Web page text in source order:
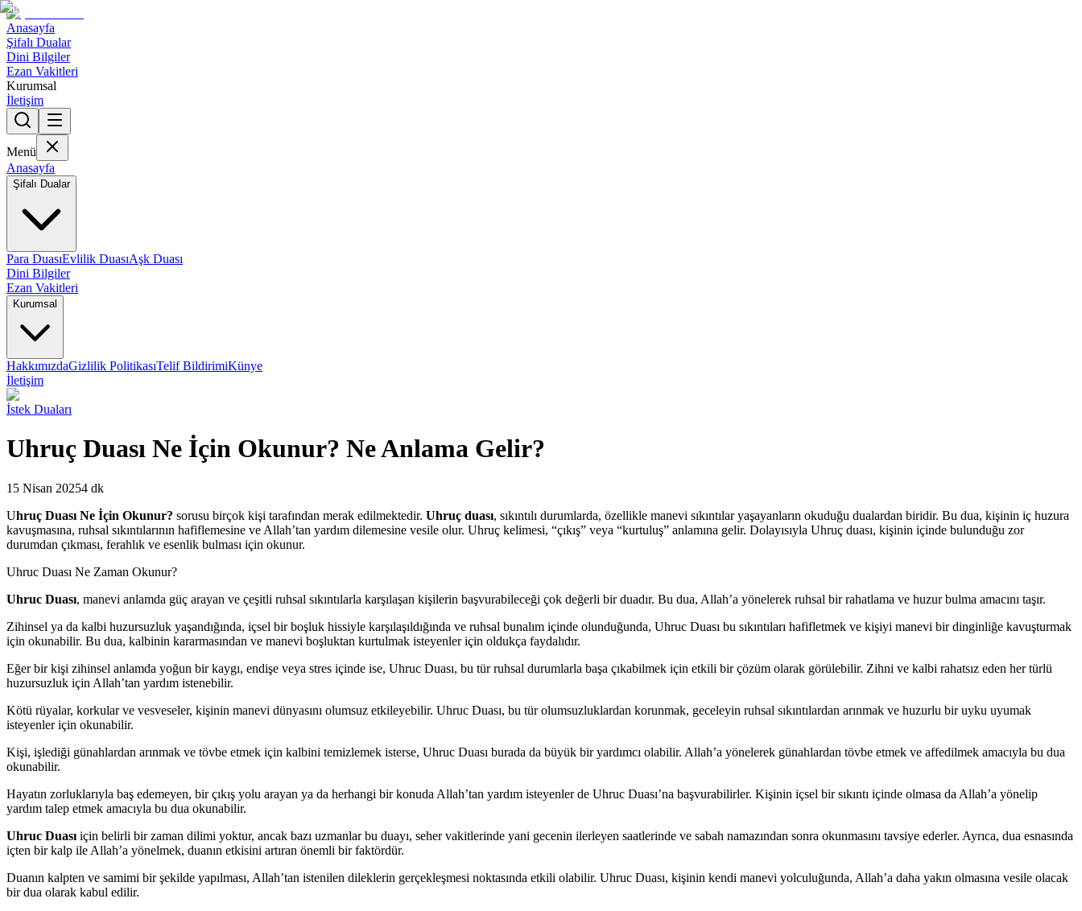
Anasayfa
Şifalı Dualar
Dini Bilgiler
Ezan Vakitleri
Kurumsal
İletişim
Menü
Anasayfa
Şifalı Dualar
Para DuasıEvlilik DuasıAşk Duası
Dini Bilgiler
Ezan Vakitleri
Kurumsal
HakkımızdaGizlilik PolitikasıTelif BildirimiKünye
İletişim
İstek Duaları
Uhruç Duası Ne İçin Okunur? Ne Anlama Gelir?
15 Nisan 20254 dk
Uhruç Duası Ne İçin Okunur? sorusu birçok kişi tarafından merak edilmektedir. Uhruç duası, sıkıntılı durumlarda, özellikle manevi sıkıntılar yaşayanların okuduğu dualardan biridir. Bu dua, kişinin iç huzura
kavuşmasına, ruhsal sıkıntılarının hafiflemesine ve Allah’tan yardım dilemesine vesile olur. Uhruç kelimesi, “çıkış” veya “kurtuluş” anlamına gelir. Dolayısıyla Uhruç duası, kişinin içinde bulunduğu zor
durumdan çıkması, ferahlık ve esenlik bulması için okunur.
Uhruc Duası Ne Zaman Okunur?
Uhruc Duası, manevi anlamda güç arayan ve çeşitli ruhsal sıkıntılarla karşılaşan kişilerin başvurabileceği çok değerli bir duadır. Bu dua, Allah’a yönelerek ruhsal bir rahatlama ve huzur bulma amacını taşır.
Zihinsel ya da kalbi huzursuzluk yaşandığında, içsel bir boşluk hissiyle karşılaşıldığında ve ruhsal bunalım içinde olunduğunda, Uhruc Duası bu sıkıntıları hafifletmek ve kişiyi manevi bir dinginliğe kavuşturmak
için okunabilir. Bu dua, kalbinin kararmasından ve manevi boşluktan kurtulmak isteyenler için oldukça faydalıdır.
Eğer bir kişi zihinsel anlamda yoğun bir kaygı, endişe veya stres içinde ise, Uhruc Duası, bu tür ruhsal durumlarla başa çıkabilmek için etkili bir çözüm olarak görülebilir. Zihni ve kalbi rahatsız eden her türlü
huzursuzluk için Allah’tan yardım istenebilir.
Kötü rüyalar, korkular ve vesveseler, kişinin manevi dünyasını olumsuz etkileyebilir. Uhruc Duası, bu tür olumsuzluklardan korunmak, geceleyin ruhsal sıkıntılardan arınmak ve huzurlu bir uyku uyumak
isteyenler için okunabilir.
Kişi, işlediği günahlardan arınmak ve tövbe etmek için kalbini temizlemek isterse, Uhruc Duası burada da büyük bir yardımcı olabilir. Allah’a yönelerek günahlardan tövbe etmek ve affedilmek amacıyla bu dua
okunabilir.
Hayatın zorluklarıyla baş edemeyen, bir çıkış yolu arayan ya da herhangi bir konuda Allah’tan yardım isteyenler de Uhruc Duası’na başvurabilirler. Kişinin içsel bir sıkıntı içinde olmasa da Allah’a yönelip
yardım talep etmek amacıyla bu dua okunabilir.
Uhruc Duası için belirli bir zaman dilimi yoktur, ancak bazı uzmanlar bu duayı, seher vakitlerinde yani gecenin ilerleyen saatlerinde ve sabah namazından sonra okunmasını tavsiye ederler. Ayrıca, dua esnasında
içten bir kalp ile Allah’a yönelmek, duanın etkisini artıran önemli bir faktördür.
Duanın kalpten ve samimi bir şekilde yapılması, Allah’tan istenilen dileklerin gerçekleşmesi noktasında etkili olabilir. Uhruc Duası, kişinin kendi manevi yolculuğunda, Allah’a daha yakın olmasına vesile olacak
bir dua olarak kabul edilir.